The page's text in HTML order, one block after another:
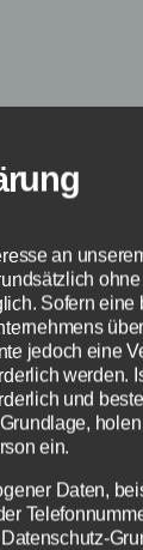
an
Sofern eine
jedoch eine
werden.
und
ein.
Daten,